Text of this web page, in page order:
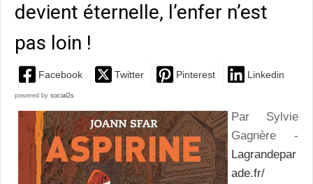
devient éternelle, l’enfer n’est
pas loin !
Facebook Twitter Pinterest Linkedin
powered by social2s
Par Sylvie
Gagnère -
Lagrandepar
ade.fr/